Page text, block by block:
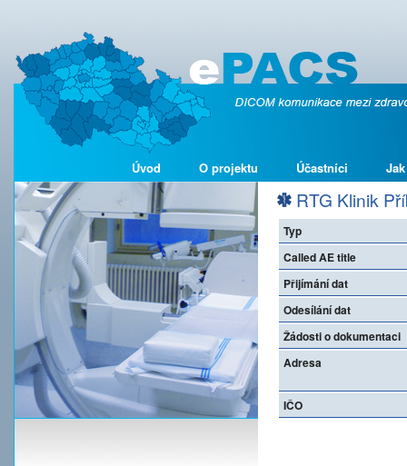
Úvod O projektu Účastníci
RTG Klinik
Typ
Called AE title
Přijímání dat
Odesílání dat
Žádosti o dokumentaci
Adresa
IČO